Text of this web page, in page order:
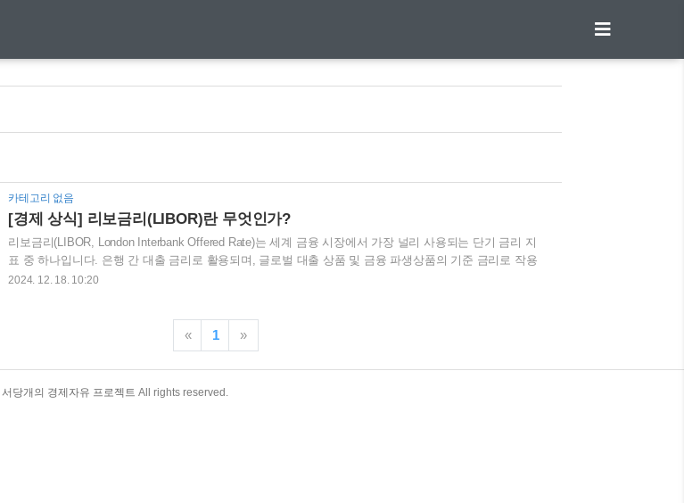
카테고리 없음
[경제 상식] 리보금리(LIBOR)란 무엇인가?
리보금리(LIBOR, London Interbank Offered Rate)는 세계 금융 시장에서 가장 널리 사용되는 단기 금리 지
표 중 하나입니다. 은행 간 대출 금리로 활용되며, 글로벌 대출 상품 및 금융 파생상품의 기준 금리로 작용
합니다. 이번 블로그 게시글에서는 리보금리의 개념, 활용, 최근 변화에 대해 알아보겠습니다. 목차 리보
들여올 때 기준이 되는 금리였습니다. 리보금리는 은행 간 신뢰를 기반으로 설정되며, 단기 금융시장에서
자금의 흐름을 나타내는 중요한 지표였습니다. 리보금리는 하..
2024. 12. 18. 10:20
« 1 »
서당개의 경제자유 프로젝트 All rights reserved.